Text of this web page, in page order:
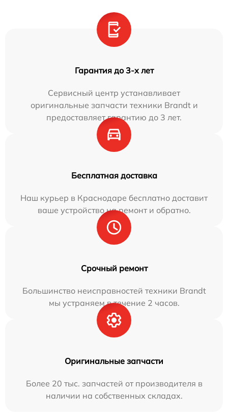
Гарантия до 3-х лет
Сервисный центр устанавливает
оригинальные запчасти техники Brandt и
предоставляет гарантию до 3 лет.
Бесплатная доставка
Наш курьер в Краснодаре бесплатно доставит
ваше устройство на ремонт и обратно.
Срочный ремонт
Большинство неисправностей техники Brandt
мы устраняем в течение 2 часов.
Оригинальные запчасти
Более 20 тыс. запчастей от производителя в
наличии на собственных складах.